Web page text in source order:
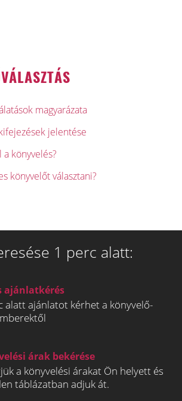
magyarázata
jelentése
könyvelés?
könyvelőt választani?
1 perc alatt:
ajánlatkérés
alatt ajánlatot kérhet a könyvelő-
árak bekérése
a könyvelési árakat Ön helyett és
táblázatban adjuk át.